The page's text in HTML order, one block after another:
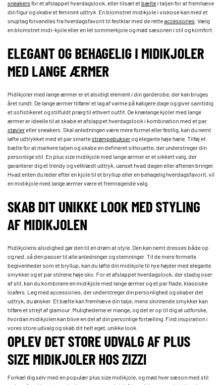
sneakersfor et afslappet hverdagslook, eller tilsæt etbæltei taljen for at fremhæve
din figur og skabe et feminint udtryk. En blomstret midikjole i viskose kan med et
snuptag forvandles fra hverdagsfavorit til festklar med de retteaccessories. Vælg
en blomstret midi-kjole eller en let sommerkjole og mød sæsonen i stil og komfort.
ELEGANT OG BEHAGELIG I MIDIKJOLER
MED LANGE ÆRMER
Midikjoler med lange ærmer er et alsidigt element i din garderobe, der kan bruges
året rundt. De lange ærmer tilfører et lag af varme på køligere dage og giver samtidig
et sofistikeret og stilfuldt præg til ethvert outfit. De knælange kjoler med lange
ærmer er ideelle til at skabe et afslappet hverdagslook i kombination med et par
støvlereller sneakers. Skal anledningen være mere formel eller festlig, kan du nemt
løfte udtrykket med et par smartestrømpebukserog elegante høje hæle. Tilføj et
bælte for at markere taljen og skabe en defineret silhouette, der understreger din
personlige stil. En plus size midikjole med lange ærmer er et sikkert valg, der
garanterer dig et trendy og velklædt udtryk, uanset hvad dagen eller aftenen bringer.
Hvad enten du leder efter en kjole til et bryllup eller en behagelig hverdagsfavorit, vil
en midikjole med lange ærmer være et fremragende valg.
SKAB DIT UNIKKE LOOK MED STYLING
AF MIDIKJOLEN
Midikjolens alsidighed gør den til en drøm at style. Den kan nemt dresses både op
og ned, så den passer til alle anledninger og stemninger. Til de mere formelle
begivenheder som et bryllup, kan du løfte din midikjole til nye højder med elegante
smykker og et par stilrene høje sko. For et afslappet hverdagslook, der stadig oser
af stil, kan du kombinere en midikjole med lange ærmer og et par flade, klassiske
loafers. Leg med accessories, der understreger din personlighed og skaber det
udtryk, du ønsker. Et bælte kan fremhæve din talje, mens skinnende smykker kan
tilføre et strejf af glamour. Mulighederne er mange, og det er op til dig at udforske,
hvordan midikjolen kan blive en del af din personlige fortælling. Find inspiration i
vores store udvalg og skab dit helt eget, unikke look.
OPLEV DET STORE UDVALG AF PLUS
SIZE MIDIKJOLER HOS ZIZZI
Forkæl dig selv med en populær plus size midikjole, og mød hver sæson med stil